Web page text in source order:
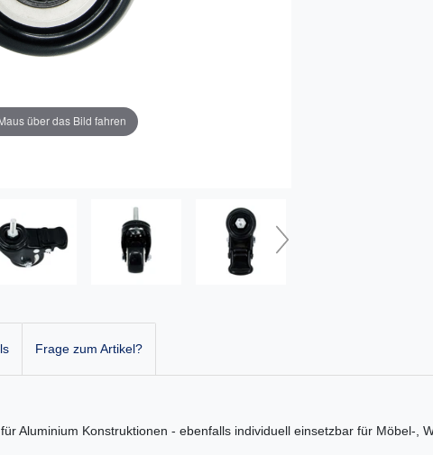
über das Bild fahren
Frage zum Artikel?
Aluminium Konstruktionen - ebenfalls individuell einsetzbar für Möbel-,